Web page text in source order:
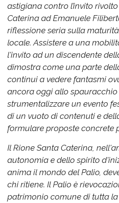
astigiana contro l’invito
Caterina ad Emanuele
riflessione seria sulla
locale. Assistere a una
l'invito ad un discendente
dimostra come una parte
continui a vedere fantasmi
ancora oggi allo
strumentalizzare un evento
di un vuoto di contenuti e
formulare proposte concrete
Il Rione Santa Caterina,
autonomia e dello spirito
anima il mondo del Palio,
chi ritiene. Il Palio è
patrimonio comune di tutta